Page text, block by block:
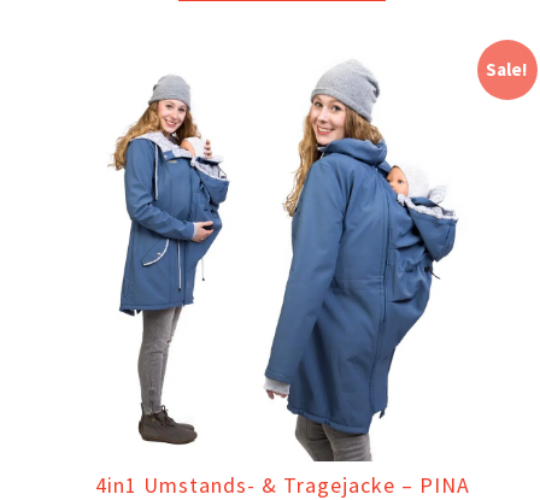
Sale!
4in1 Umstands- & Tragejacke – PINA